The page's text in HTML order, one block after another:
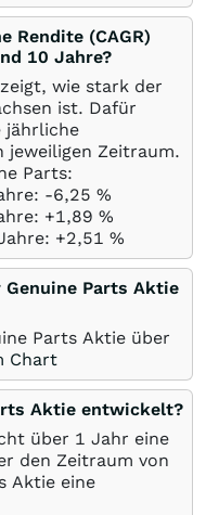
Rendite (CAGR)
10 Jahre?
wie stark der
ist. Dafür
jährliche
Zeitraum.
Parts:
-6,25 %
+1,89 %
+2,51 %
Parts Aktie
Parts Aktie über
Chart
Aktie entwickelt?
über 1 Jahr eine
den Zeitraum von
Aktie eine